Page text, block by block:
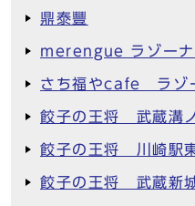
鼎泰豐
merengue ラゾーナ
さち福やcafe ラゾ
餃子の王将 武蔵溝
餃子の王将 川崎駅
餃子の王将 武蔵新